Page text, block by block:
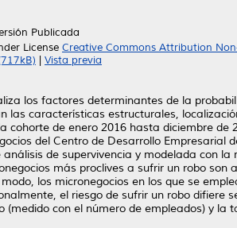
Publicada
License Creative Commons Attribution
Vista previa
los factores determinantes de la
las características estructurales,
cohorte de enero 2016 hasta diciembre
del Centro de Desarrollo
de supervivencia y modelada con
más proclives a sufrir un robo
los micronegocios en los que se
el riesgo de sufrir un robo difiere
(medido con el número de empleados) y la